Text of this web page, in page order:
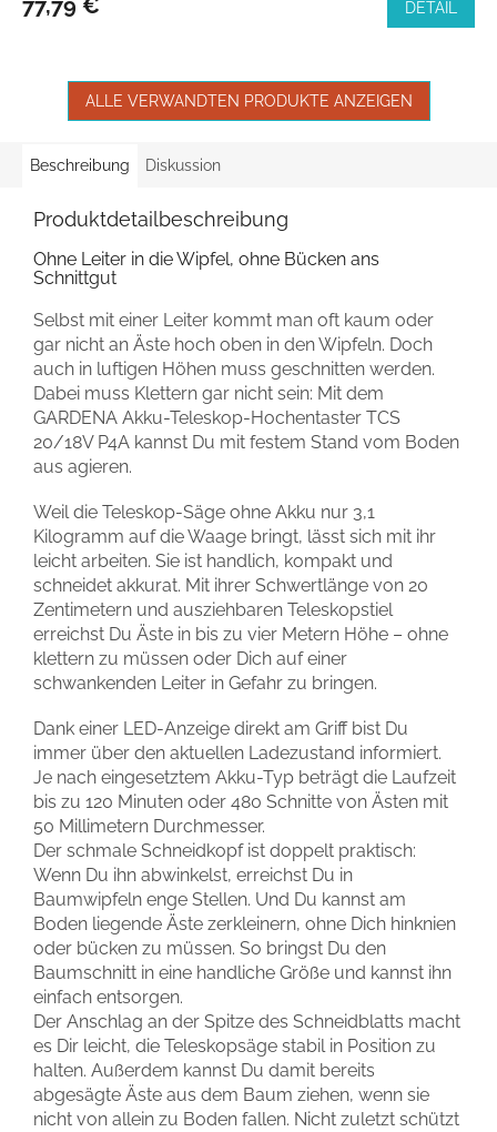
77,79 € DETAIL
ALLE VERWANDTEN PRODUKTE ANZEIGEN
Beschreibung Diskussion
Produktdetailbeschreibung
Ohne Leiter in die Wipfel, ohne Bücken ans
Schnittgut
Selbst mit einer Leiter kommt man oft kaum oder
gar nicht an Äste hoch oben in den Wipfeln. Doch
auch in luftigen Höhen muss geschnitten werden.
Dabei muss Klettern gar nicht sein: Mit dem
GARDENA Akku-Teleskop-Hochentaster TCS
20/18V P4A kannst Du mit festem Stand vom Boden
aus agieren.
Weil die Teleskop-Säge ohne Akku nur 3,1
Kilogramm auf die Waage bringt, lässt sich mit ihr
leicht arbeiten. Sie ist handlich, kompakt und
schneidet akkurat. Mit ihrer Schwertlänge von 20
Zentimetern und ausziehbaren Teleskopstiel
erreichst Du Äste in bis zu vier Metern Höhe – ohne
klettern zu müssen oder Dich auf einer
schwankenden Leiter in Gefahr zu bringen.
Dank einer LED-Anzeige direkt am Griff bist Du
immer über den aktuellen Ladezustand informiert.
Je nach eingesetztem Akku-Typ beträgt die Laufzeit
bis zu 120 Minuten oder 480 Schnitte von Ästen mit
50 Millimetern Durchmesser.
Der schmale Schneidkopf ist doppelt praktisch:
Wenn Du ihn abwinkelst, erreichst Du in
Baumwipfeln enge Stellen. Und Du kannst am
Boden liegende Äste zerkleinern, ohne Dich hinknien
oder bücken zu müssen. So bringst Du den
Baumschnitt in eine handliche Größe und kannst ihn
einfach entsorgen.
Der Anschlag an der Spitze des Schneidblatts macht
es Dir leicht, die Teleskopsäge stabil in Position zu
halten. Außerdem kannst Du damit bereits
abgesägte Äste aus dem Baum ziehen, wenn sie
nicht von allein zu Boden fallen. Nicht zuletzt schützt